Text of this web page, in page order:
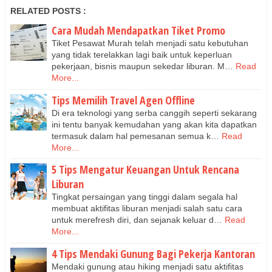
RELATED POSTS :
Cara Mudah Mendapatkan Tiket Promo
Tiket Pesawat Murah telah menjadi satu kebutuhan
yang tidak terelakkan lagi baik untuk keperluan
pekerjaan, bisnis maupun sekedar liburan. M…
Read
More...
Tips Memilih Travel Agen Offline
Di era teknologi yang serba canggih seperti sekarang
ini tentu banyak kemudahan yang akan kita dapatkan
termasuk dalam hal pemesanan semua k…
Read
More...
5 Tips Mengatur Keuangan Untuk Rencana
Liburan
Tingkat persaingan yang tinggi dalam segala hal
membuat aktifitas liburan menjadi salah satu cara
untuk merefresh diri, dan sejanak keluar d…
Read
More...
4 Tips Mendaki Gunung Bagi Pekerja Kantoran
Mendaki gunung atau hiking menjadi satu aktifitas